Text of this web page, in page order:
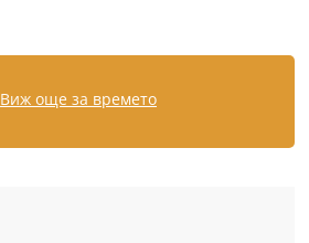
Виж още за времето